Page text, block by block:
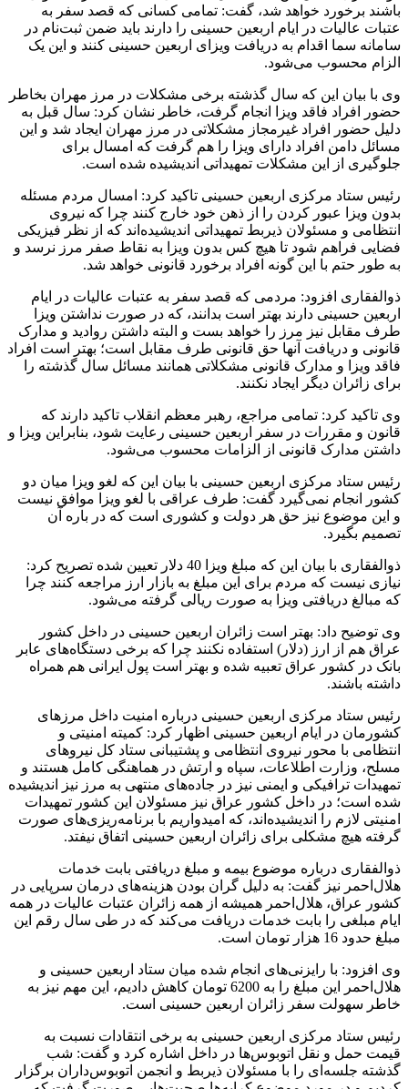
باشند برخورد خواهد شد، گفت: تمامی کسانی که قصد سفر به
عتبات عالیات در ایام اربعین حسینی را دارند باید ضمن ثبت‌نام در
سامانه سما اقدام به دریافت ویزای اربعین حسینی کنند و این یک
الزام محسوب می‌شود.
وی با بیان این که سال گذشته برخی مشکلات در مرز مهران بخاطر
حضور افراد فاقد ویزا انجام گرفت، خاطر نشان کرد: سال قبل به
دلیل حضور افراد غیرمجاز مشکلاتی در مرز مهران ایجاد شد و این
مسائل دامن افراد دارای ویزا را هم گرفت که امسال برای
جلوگیری از این مشکلات تمهیداتی اندیشیده شده است.
رئیس ستاد مرکزی اربعین حسینی تاکید کرد: امسال مردم مسئله
بدون ویزا عبور کردن را از ذهن خود خارج کنند چرا که نیروی
انتظامی و مسئولان ذیربط تمهیداتی اندیشیده‌اند که از نظر فیزیکی
فضایی فراهم شود تا هیچ کس بدون ویزا به نقاط صفر مرز نرسد و
به طور حتم با این گونه افراد برخورد قانونی خواهد شد.
ذوالفقاری افزود: مردمی که قصد سفر به عتبات عالیات در ایام
اربعین حسینی دارند بهتر است بدانند، که در صورت نداشتن ویزا
طرف مقابل نیز مرز را خواهد بست و البته داشتن روادید و مدارک
قانونی و دریافت آنها حق قانونی طرف مقابل است؛ بهتر است افراد
فاقد ویزا و مدارک قانونی مشکلاتی همانند مسائل سال گذشته را
برای زائران دیگر ایجاد نکنند.
وی تاکید کرد: تمامی مراجع، رهبر معظم انقلاب تاکید دارند که
قانون و مقررات در سفر اربعین حسینی رعایت شود، بنابراین ویزا و
داشتن مدارک قانونی از الزامات محسوب می‌شود.
رئیس ستاد مرکزی اربعین حسینی با بیان این که لغو ویزا میان دو
کشور انجام نمی‌گیرد گفت: طرف عراقی با لغو ویزا موافق نیست
و این موضوع نیز حق هر دولت و کشوری است که در باره آن
تصمیم بگیرد.
ذوالفقاری با بیان این که مبلغ ویزا 40 دلار تعیین شده تصریح کرد:
نیازی نیست که مردم برای این مبلغ به بازار ارز مراجعه کنند چرا
که مبالغ دریافتی ویزا به صورت ریالی گرفته می‌شود.
وی توضیح داد: بهتر است زائران اربعین حسینی در داخل کشور
عراق هم از ارز (دلار) استفاده نکنند چرا که برخی دستگاه‌های عابر
بانک در کشور عراق تعبیه شده و بهتر است پول ایرانی هم همراه
داشته باشند.
رئیس ستاد مرکزی اربعین حسینی درباره امنیت داخل مرزهای
کشورمان در ایام اربعین حسینی اظهار کرد: کمیته امنیتی و
انتظامی با محور نیروی انتظامی و پشتیبانی ستاد کل نیروهای
مسلح، وزارت اطلاعات، سپاه و ارتش در هماهنگی کامل هستند و
تمهیدات ترافیکی و ایمنی نیز در جاده‌های منتهی به مرز نیز اندیشیده
شده است؛ در داخل کشور عراق نیز مسئولان این کشور تمهیدات
امنیتی لازم را اندیشیده‌اند، که امیدواریم با برنامه‌ریزی‌های صورت
گرفته هیچ مشکلی برای زائران اربعین حسینی اتفاق نیفتد.
ذوالفقاری درباره موضوع بیمه و مبلغ دریافتی بابت خدمات
هلال‌احمر نیز گفت: به دلیل گران بودن هزینه‌های درمان سرپایی در
کشور عراق، هلال‌احمر همیشه از همه زائران عتبات عالیات در همه
ایام مبلغی را بابت خدمات دریافت می‌کند که در طی سال رقم این
مبلغ حدود 16 هزار تومان است.
وی افزود: با رایزنی‌های انجام شده میان ستاد اربعین حسینی و
هلال‌احمر این مبلغ را به 6200 تومان کاهش دادیم، این مهم نیز به
خاطر سهولت سفر زائران اربعین حسینی است.
رئیس ستاد مرکزی اربعین حسینی به برخی انتقادات نسبت به
قیمت حمل و نقل اتوبوس‌ها در داخل اشاره کرد و گفت: شب
گذشته جلسه‌ای را با مسئولان ذیربط و انجمن اتوبوس‌داران برگزار